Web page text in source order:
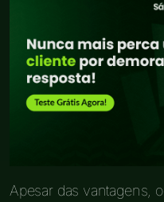
Apesar das vantagens, o